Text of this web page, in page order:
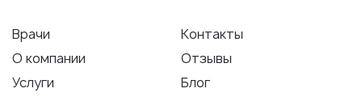
Врачи
Контакты
О компании
Отзывы
Услуги
Блог